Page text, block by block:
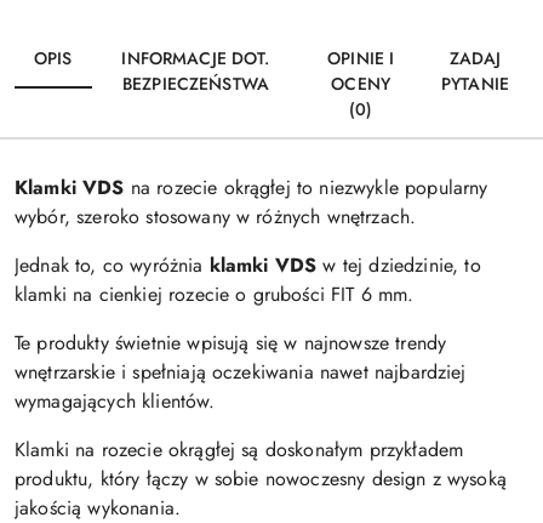
OPIS
INFORMACJE DOT.
BEZPIECZEŃSTWA
OPINIE I
OCENY
(0)
ZADAJ
PYTANIE
Klamki VDS na rozecie okrągłej to niezwykle popularny
wybór, szeroko stosowany w różnych wnętrzach.
Jednak to, co wyróżnia klamki VDS w tej dziedzinie, to
klamki na cienkiej rozecie o grubości FIT 6 mm.
Te produkty świetnie wpisują się w najnowsze trendy
wnętrzarskie i spełniają oczekiwania nawet najbardziej
wymagających klientów.
Klamki na rozecie okrągłej są doskonałym przykładem
produktu, który łączy w sobie nowoczesny design z wysoką
jakością wykonania.